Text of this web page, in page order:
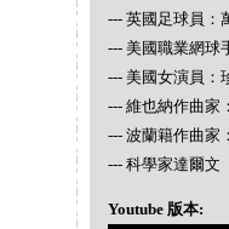
--- 英國足球員：
--- 美國職業網球
--- 美國女演員：
--- 維也納作曲家
--- 波蘭籍作曲家
--- 科學家達爾文
Youtube 版本: